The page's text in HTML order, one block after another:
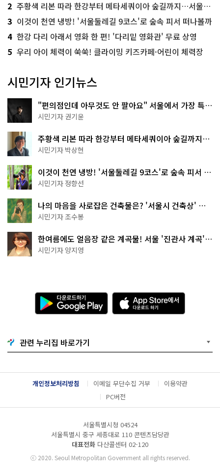
2 주황색 리본 따라 한강부터 메타세쿼이아 숲길까지…서울둘레길 15코스
3 이것이 천연 냉방! '서울둘레길 9코스'로 숲속 피서 떠나볼까
4 한강 다리 아래서 영화 한 편! '다리밑 영화관' 무료 상영
5 우리 아이 체력이 쑥쑥! 클라이밍 키즈카페·어린이 체력장
시민기자 인기뉴스
"편의점인데 아무것도 안 팔아요" 서울에서 가장 특별
한 편의점의 정체
시민기자 권기윤
주황색 리본 따라 한강부터 메타세쿼이아 숲길까지…
서울둘레길 15코스
시민기자 박상현
이것이 천연 냉방! '서울둘레길 9코스'로 숲속 피서 떠
나볼까
시민기자 정향선
나의 마음을 사로잡은 건축물은? '서울시 건축상' 수
상작 공개!
시민기자 조수봉
한여름에도 얼음장 같은 계곡물! 서울 '진관사 계곡'이
천국이네~
시민기자 양지영
다
운
로
기
G
o
g
l
e
l
A
p
p
e
서
다
운
드
관련 누리집 바로가기
개인정보처리방침 이메일 무단수집 거부
이용약관
PC버전
서울특별시청 04524
서울특별시 중구 세종대로 110 콘텐츠담당관
대표전화 다산콜센터 02-120
ⓒ2020. Seoul Metropolitan Government all rights reserved.